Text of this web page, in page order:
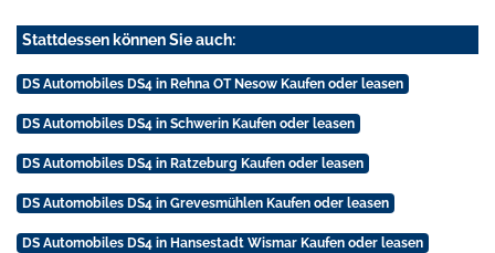
Stattdessen können Sie auch:
DS Automobiles DS4 in Rehna OT Nesow Kaufen oder leasen
DS Automobiles DS4 in Schwerin Kaufen oder leasen
DS Automobiles DS4 in Ratzeburg Kaufen oder leasen
DS Automobiles DS4 in Grevesmühlen Kaufen oder leasen
DS Automobiles DS4 in Hansestadt Wismar Kaufen oder leasen